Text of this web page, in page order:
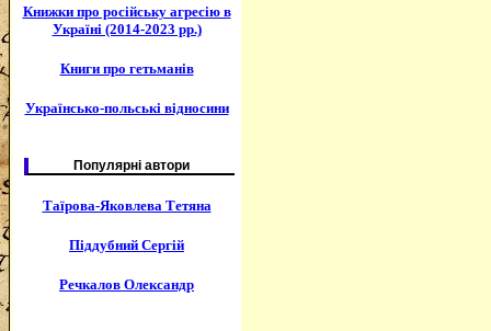
Книжки про російську агресію в
Україні (2014-2023 рр.)
Книги про гетьманів
Українсько-польські відносини
Популярні автори
Таїрова-Яковлева Тетяна
Піддубний Сергій
Речкалов Олександр